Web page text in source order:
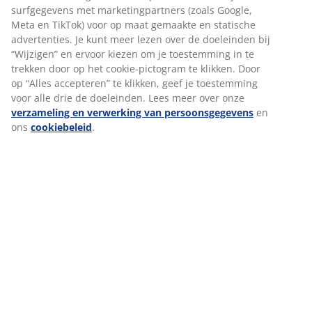
is om alle sollicitaties handmatig te beoordelen
om de meest geschikte kandidaat te vinden.
De gevolgen voor sollicitanten kunnen zijn dat
afgewezen sollicitaties niet in aanmerking
worden genomen voor de betreffende functie.
Dit betekent dat hun sollicitatie niet handmatig
wordt beoordeeld door ons recruitmentteam.
Als er geautomatiseerde besluitvorming wordt
toegepast voor een specifieke functie, worden
surfgegevens met marketingpartners (zoals Google,
Meta en TikTok) voor op maat gemaakte en statische
advertenties. Je kunt meer lezen over de doeleinden bij
“Wijzigen” en ervoor kiezen om je toestemming in te
trekken door op het cookie-pictogram te klikken. Door
op “Alles accepteren” te klikken, geef je toestemming
voor alle drie de doeleinden. Lees meer over onze
verzameling en verwerking van persoonsgegevens en
ons cookiebeleid.